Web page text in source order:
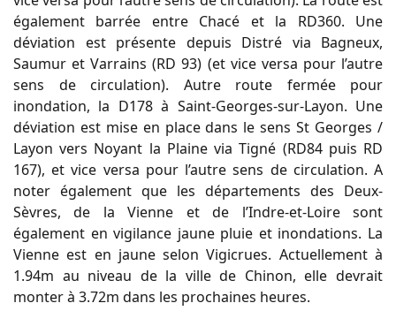
également barrée entre Chacé et la RD360. Une
déviation est présente depuis Distré via Bagneux,
Saumur et Varrains (RD 93) (et vice versa pour l’autre
sens de circulation). Autre route fermée pour
inondation, la D178 à Saint-Georges-sur-Layon. Une
déviation est mise en place dans le sens St Georges /
Layon vers Noyant la Plaine via Tigné (RD84 puis RD
167), et vice versa pour l’autre sens de circulation. A
noter également que les départements des Deux-
Sèvres, de la Vienne et de l’Indre-et-Loire sont
également en vigilance jaune pluie et inondations. La
Vienne est en jaune selon Vigicrues. Actuellement à
1.94m au niveau de la ville de Chinon, elle devrait
monter à 3.72m dans les prochaines heures.